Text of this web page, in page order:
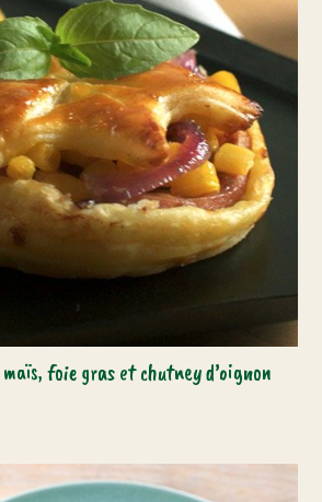
foie gras et chutney d’oignon